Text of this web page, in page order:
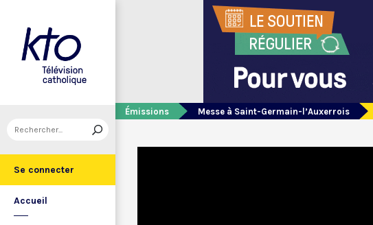
Se connecter
Accueil
Émissions Messe à Saint-Germain-l’Auxerrois